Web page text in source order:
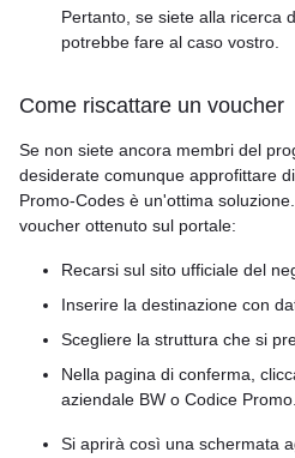
Pertanto, se siete alla ricerca
potrebbe fare al caso vostro.
Come riscattare un voucher
Se non siete ancora membri del
desiderate comunque approfittare
Promo-Codes è un'ottima
voucher ottenuto sul portale:
Recarsi sul sito ufficiale del
Inserire la destinazione con
Scegliere la struttura che si
Nella pagina di conferma,
aziendale BW o Codice Promo.
Si aprirà così una schermata